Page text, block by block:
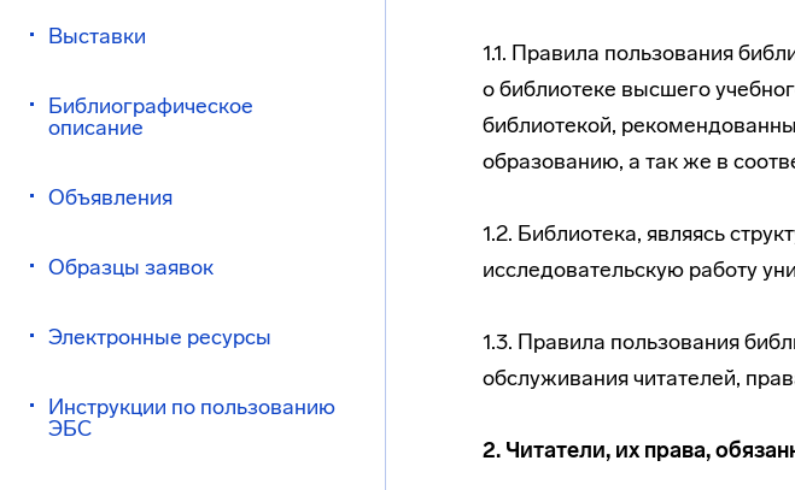
Выставки
Библиографическое
описание
Объявления
Образцы заявок
Электронные ресурсы
Инструкции по пользованию
ЭБС
1.1. Правила пользования
о библиотеке высшего
библиотекой,
образованию, а так же в
1.2. Библиотека, являясь
исследовательскую работу
1.3. Правила пользования
обслуживания читателей,
2. Читатели, их права,